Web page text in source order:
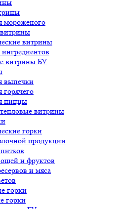
мороженого
витрины
витрины БУ
выпечки
пиццы
витрины
горки
продукции
и фруктов
и мяса
горки
горки